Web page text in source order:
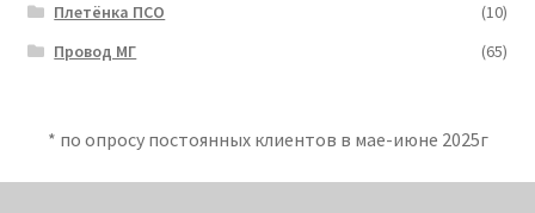
Плетёнка ПСО
(10)
Провод МГ
(65)
* по опросу постоянных клиентов в мае-июне 2025г